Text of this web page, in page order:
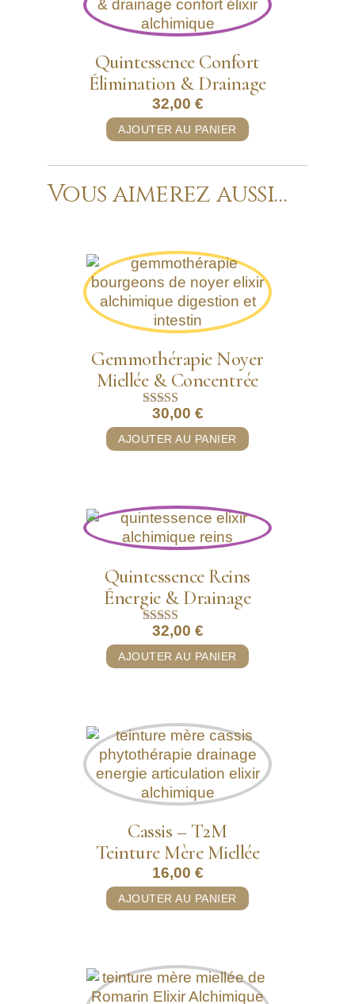
Quintessence Confort
Élimination & Drainage
32,00 €
AJOUTER AU PANIER
Vous aimerez aussi…
Gemmothérapie Noyer
Miellée & Concentrée
Note
5.00
sur 5
30,00 €
AJOUTER AU PANIER
Quintessence Reins
Énergie & Drainage
Note
5.00
sur 5
32,00 €
AJOUTER AU PANIER
Cassis – T2M
Teinture Mère Miellée
16,00 €
AJOUTER AU PANIER